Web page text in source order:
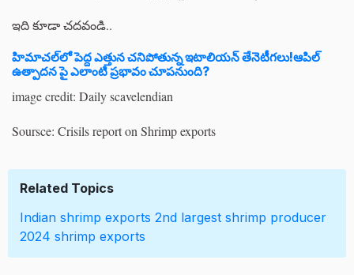
ఇది కూడా చదవండి..
హిమాచల్‌లో పెద్ద ఎత్తున చనిపోతున్న ఇటాలియన్ తేనెటీగలు!ఆపిల్
ఉత్పాదన పై ఎలాంటి ప్రభావం చూపనుంది?
image credit: Daily scavelendian
Soursce: Crisils report on Shrimp exports
Related Topics
Indian shrimp exports 2nd largest shrimp producer
2024 shrimp exports